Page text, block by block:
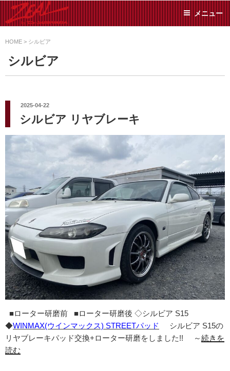
ン SUMIYAMA
た日常メンテから各種チ
することならジャンルフ
リーでお任せください!
メニュー
HOME > シルビア
シルビア
投
稿
日:
2025-04-22
シルビア リヤブレーキ
■ローター研磨前 ■ローター研磨後 ◇シルビア S15
◆WINMAX(ウインマックス) STREETパッド
シルビア S15の
リヤブレーキパッド交換+ローター研磨をしました!! ～続きを
読む